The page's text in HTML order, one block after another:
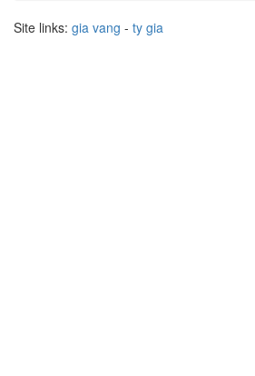
Site links: gia vang - ty gia